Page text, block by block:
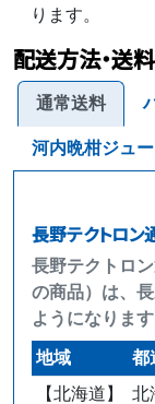
ります。
配送方法・送
通常送料
河内晩柑ジュ
長野テクトロン
長野テクトロ
の商品）は、
ようになります
地域 都
【北海道】
北